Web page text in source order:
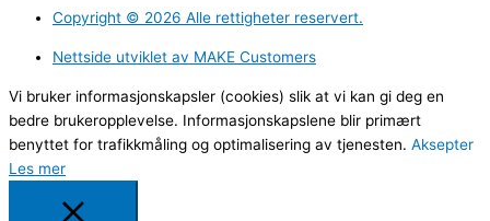
Copyright ©️ 2026 Alle rettigheter reservert.
Nettside utviklet av MAKE Customers
Vi bruker informasjonskapsler (cookies) slik at vi kan gi deg en
bedre brukeropplevelse. Informasjonskapslene blir primært
benyttet for trafikkmåling og optimalisering av tjenesten. Aksepter
Les mer